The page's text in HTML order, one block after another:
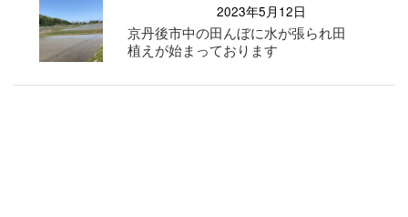
2023年5月12日
京丹後市中の田んぼに水が張られ田
植えが始まっております